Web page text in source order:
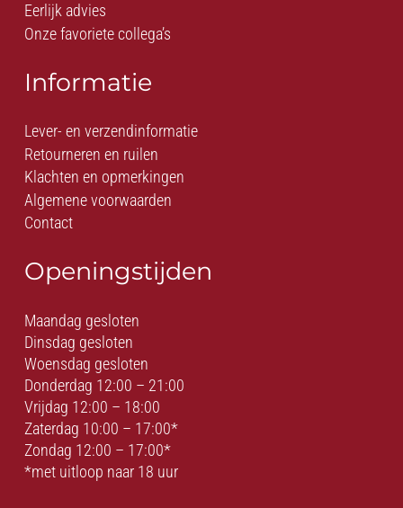
Eerlijk advies
Onze favoriete collega’s
Informatie
Lever- en verzendinformatie
Retourneren en ruilen
Klachten en opmerkingen
Algemene voorwaarden
Contact
Openingstijden
Maandag gesloten
Dinsdag gesloten
Woensdag gesloten
Donderdag 12:00 – 21:00
Vrijdag 12:00 – 18:00
Zaterdag 10:00 – 17:00*
Zondag 12:00 – 17:00*
*met uitloop naar 18 uur